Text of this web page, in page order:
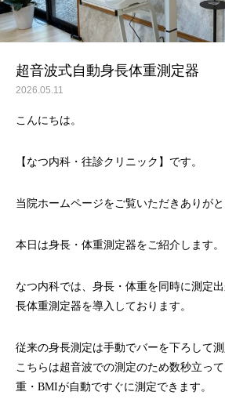
超音波式自動身長体重測定器
2026.05.11
こんにちは。
【なつ内科・往診クリニック】です。
当院ホームページをご覧いただきありがと
本日は身長・体重測定器をご紹介します。
なつ内科では、身長・体重を同時に測定
長体重測定器を導入しております。
従来の身長測定は手動でバーを下ろして測
こちらは超音波での測定のため数秒立っ
重・ BMIが自動ですぐに測定できます。